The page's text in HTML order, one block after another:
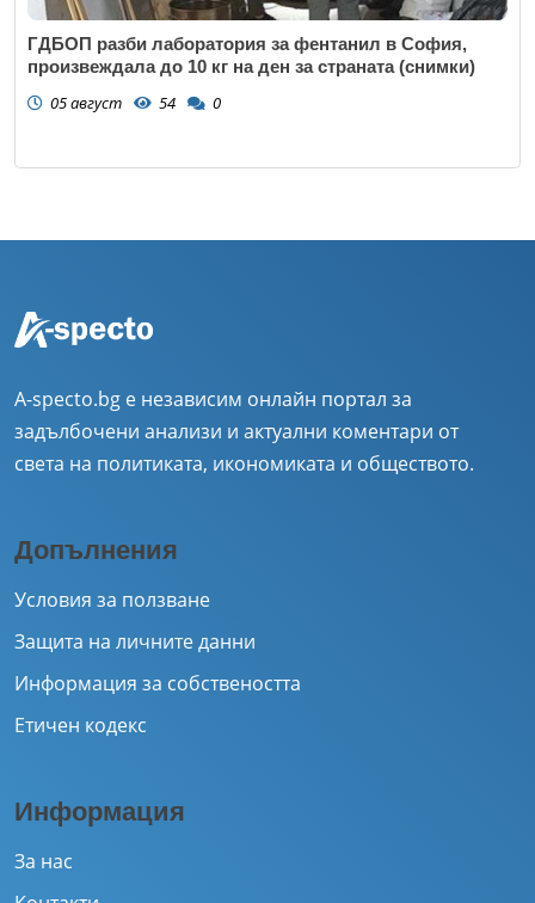
ГДБОП разби лаборатория за фентанил в София,
произвеждала до 10 кг на ден за страната (снимки)
05 август 54 0
A-specto.bg е независим онлайн портал за
задълбочени анализи и актуални коментари от
света на политиката, икономиката и обществото.
Допълнения
Условия за ползване
Защита на личните данни
Информация за собствеността
Етичен кодекс
Информация
За нас